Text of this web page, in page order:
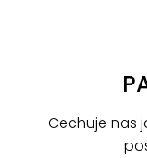
Cechuje nas